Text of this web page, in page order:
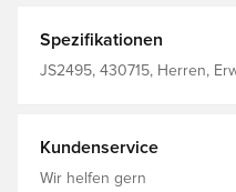
Außerdem bietet das
Fußbett bequemen Tragekomfort. Regulär
Slip-On-Design Einteiliger,
Spezifikationen
JS2495, 430715, Herren,
Kundenservice
Wir helfen gern